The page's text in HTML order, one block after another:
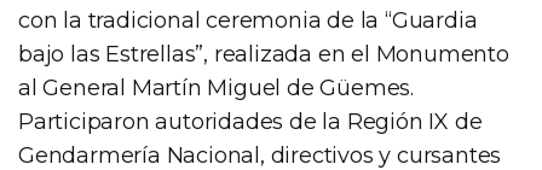
con la tradicional ceremonia de la “Guardia
bajo las Estrellas”, realizada en el Monumento
al General Martín Miguel de Güemes.
Participaron autoridades de la Región IX de
Gendarmería Nacional, directivos y cursantes